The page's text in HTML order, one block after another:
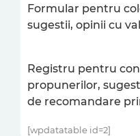
Formular pentru
sugestii, opinii cu
Registru pentru
propunerilor,
de recomandare
[wpdatatable id=2]